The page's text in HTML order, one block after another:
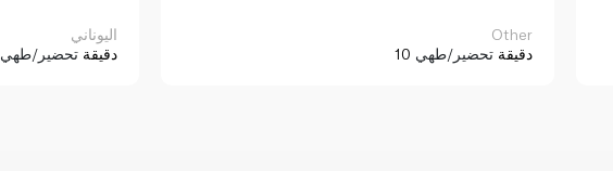
اليوناني
دقيقة تحضير/طهي
Other
10 دقيقة تحضير/طهي